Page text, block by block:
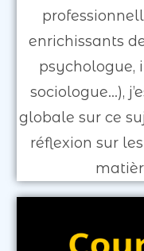
enrichissants
psychologue,
sociologue...),
globale sur ce
réflexion sur